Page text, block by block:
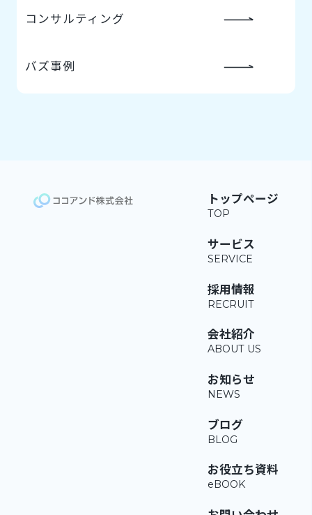
コンサルティング
バズ事例
トップページ
サービス
採用情報
会社紹介
お知らせ
ブログ
お役立ち資料